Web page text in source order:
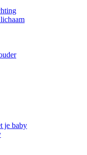
je baby